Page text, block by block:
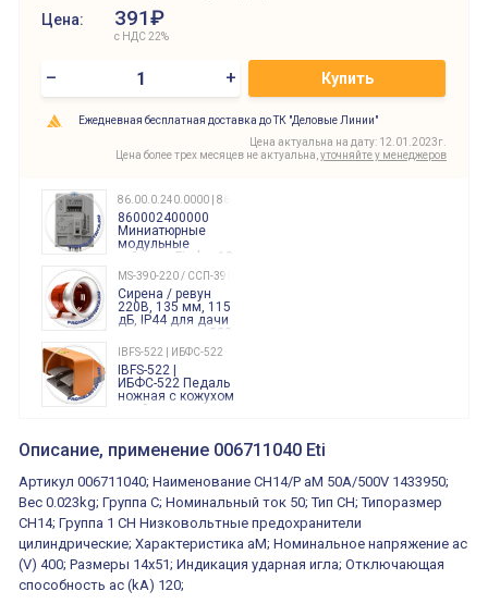
Цена: 391₽
с НДС 22%
– + Купить
Ежедневная бесплатная доставка до ТК "Деловые Линии"
Цена актуальна на дату: 12.01.2023г.
Цена более трех месяцев не актуальна, уточняйте у менеджеров
86.00.0.240.0000 | 860002400000
860002400000
Миниатюрные
модульные
таймеры Finder, 12-
240 Вольт AC/DC
Finder
86.00.0.240.0000
MS-390-220 / ССП-390 220В
Сирена / ревун
220В, 135 мм, 115
дБ, IP44 для дачи
производства 220
Вольт звук ситены
"пожарная
тревога"
IBFS-522 | ИБФС-522
IBFS-522 |
ИБФС-522 Педаль
ножная с кожухом
двойная,
15Ампер 250В
XVR13M05L
Маячок
оранжевый
230VAC 130мм
ВКН8108
ВКН8108
Концевой
выключатель /
выключатель
путевой,
алюминиевый
800202300000С | 80 02 0 230 0000 С
Описание, применение 006711040 Eti
Артикул 006711040; Наименование CH14/P aM 50A/500V 1433950;
Вес 0.023kg; Группа C; Номинальный ток 50; Тип CH; Типоразмер
CH14; Группа 1 CH Низковольтные предохранители
цилиндрические; Характеристика aM; Номинальное напряжение ac
(V) 400; Размеры 14x51; Индикация ударная игла; Отключающая
способность ac (kA) 120;